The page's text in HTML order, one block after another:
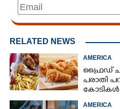
RELATED NEWS
AMERICA
ഫ്രൈഡ്
പരാതി
കോടികൾ
AMERICA